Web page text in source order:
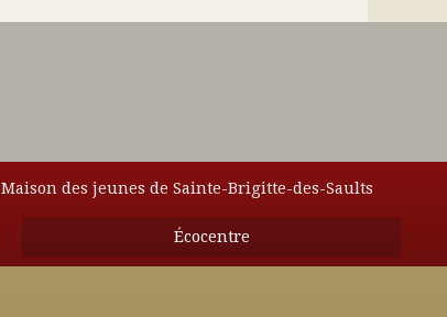
Maison des jeunes de Sainte-Brigitte-des-Saults
Écocentre